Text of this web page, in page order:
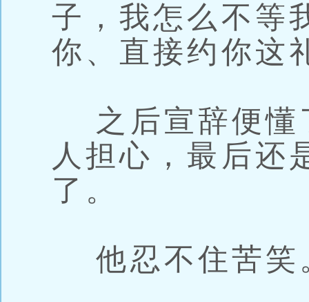
子，我怎么不等
你、直接约你这
之后宣辞便懂
人担心，最后还
了。
他忍不住苦笑